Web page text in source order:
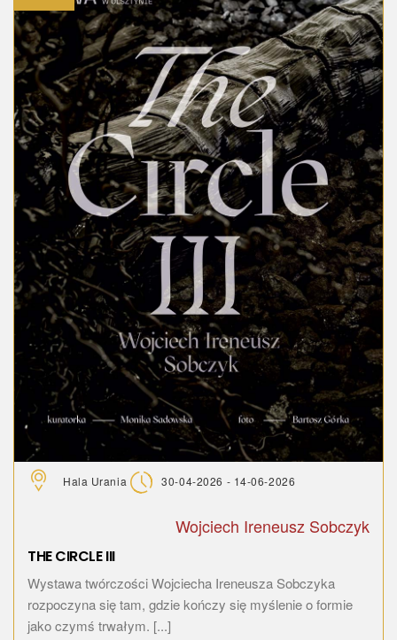
Hala Urania 30-04-2026 - 14-06-2026
Wojciech Ireneusz Sobczyk
THE CIRCLE III
Wystawa twórczości Wojciecha Ireneusza Sobczyka
rozpoczyna się tam, gdzie kończy się myślenie o formie
jako czymś trwałym. [...]